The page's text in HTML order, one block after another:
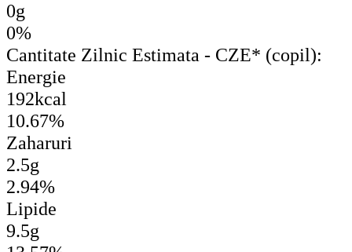
0g
0%
Cantitate Zilnic Estimata - CZE* (copil):
Energie
192kcal
10.67%
Zaharuri
2.5g
2.94%
Lipide
9.5g